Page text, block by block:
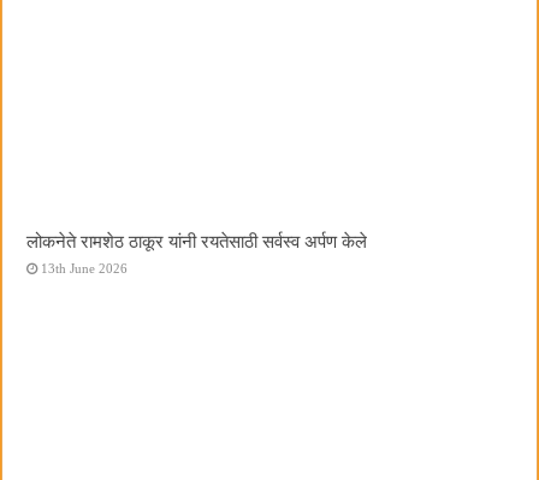
लोकनेते रामशेठ ठाकूर यांनी रयतेसाठी सर्वस्व अर्पण केले
13th June 2026